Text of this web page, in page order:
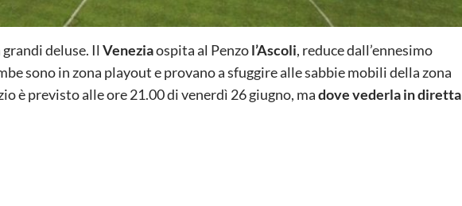
deluse. Il Veneziaospita al Penzol’Ascoli, reduce dall’ennesimo
sono in zona playout e provano a sfuggire alle sabbie mobili della zona
è previsto alle ore 21.00 di venerdì 26 giugno, madove vederla in diretta